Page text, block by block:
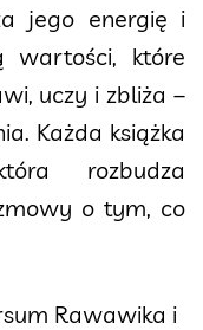
jego energię i
wartości, które
uczy i zbliża –
Każda książka
rozbudza
o tym, co
Rawawika i